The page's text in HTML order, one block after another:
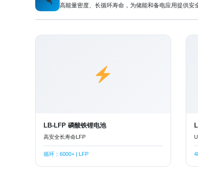
高能量密度、长循环寿命，为储能和备电应用提供安
LB-LFP 磷酸铁锂电池
高安全长寿命LFP
循环：6000+ | LFP